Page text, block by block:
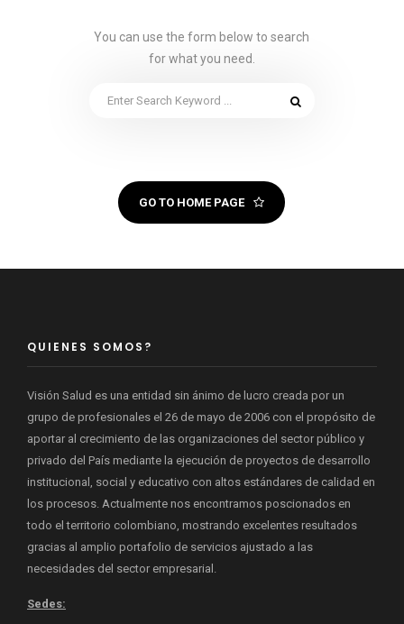
Plataforma Educativa
You can use the form below to search
for what you need.
GO TO HOME PAGE
QUIENES SOMOS?
Visión Salud es una entidad sin ánimo de lucro creada por un
grupo de profesionales el 26 de mayo de 2006 con el propósito de
aportar al crecimiento de las organizaciones del sector público y
privado del País mediante la ejecución de proyectos de desarrollo
institucional, social y educativo con altos estándares de calidad en
los procesos. Actualmente nos encontramos poscionados en
todo el territorio colombiano, mostrando excelentes resultados
gracias al amplio portafolio de servicios ajustado a las
necesidades del sector empresarial.
Sedes: